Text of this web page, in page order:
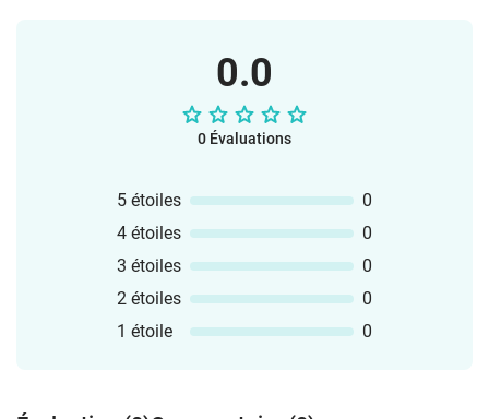
0.0
0 Évaluations
5 étoiles
0
4 étoiles
0
3 étoiles
0
2 étoiles
0
1 étoile
0